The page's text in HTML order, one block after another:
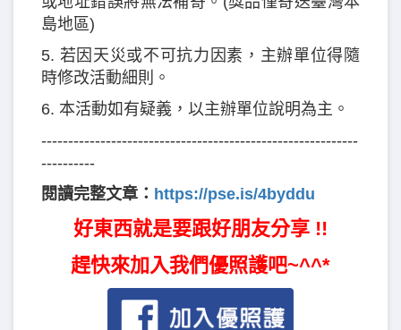
島地區)
5. 若因天災或不可抗力因素，主辦單位得隨
時修改活動細則。
6. 本活動如有疑義，以主辦單位說明為主。
-----------------------------------------------------------
----------
閱讀完整文章： https://pse.is/4byddu
好東西就是要跟好朋友分享 !!
趕快來加入我們優照護吧~^^*